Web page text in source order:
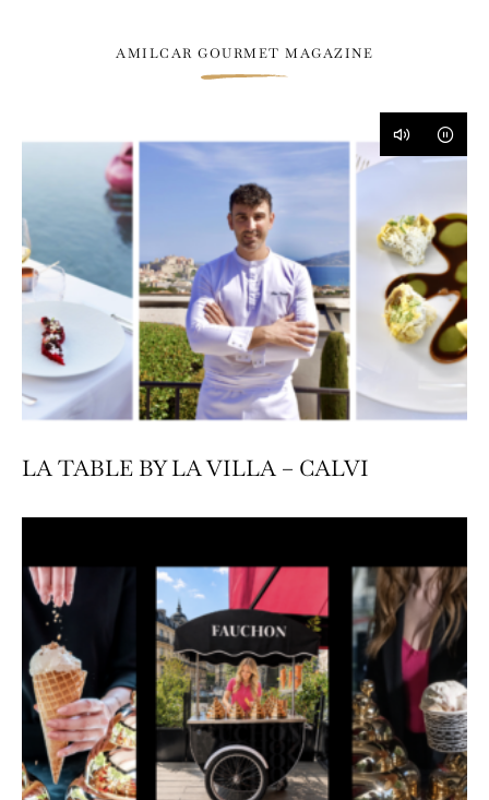
AMILCAR GOURMET MAGAZINE
LA TABLE BY LA VILLA – CALVI